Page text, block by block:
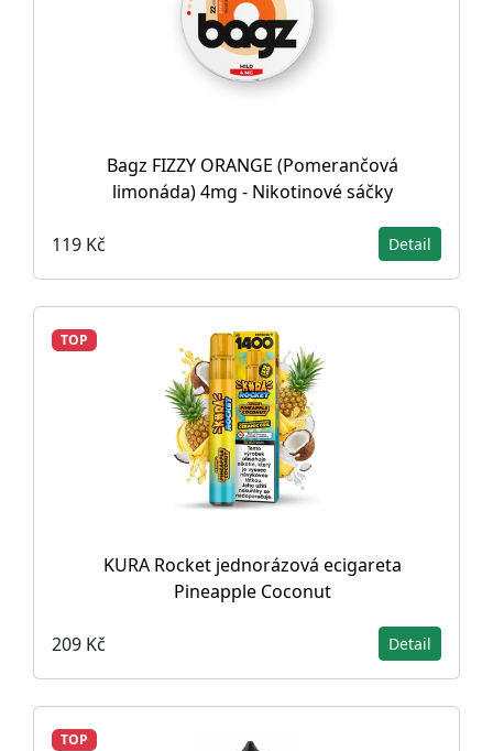
Bagz FIZZY ORANGE (Pomerančová
limonáda) 4mg - Nikotinové sáčky
119 Kč Detail
TOP
KURA Rocket jednorázová ecigareta
Pineapple Coconut
209 Kč Detail
TOP